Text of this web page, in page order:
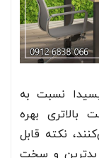
نسبت به
بهره
نکته قابل
و سخت